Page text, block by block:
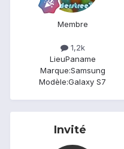
Membre
1,2k
LieuPaname
Marque:Samsung
Modèle:Galaxy S7
Invité